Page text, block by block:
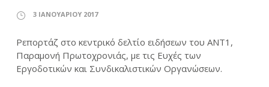
3 ΙΑΝΟΥΑΡΊΟΥ 2017
Ρεπορτάζ στο κεντρικό δελτίο ειδήσεων του ΑΝΤ1,
Παραμονή Πρωτοχρονιάς, με τις Ευχές των
Εργοδοτικών και Συνδικαλιστικών Οργανώσεων.